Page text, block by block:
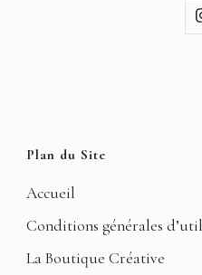
Plan du Site
Accueil
Conditions générales
La Boutique Créative